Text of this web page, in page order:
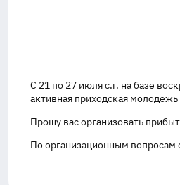
С 21 по 27 июля с.г. на базе
активная приходская
Прошу вас организовать
По организационным